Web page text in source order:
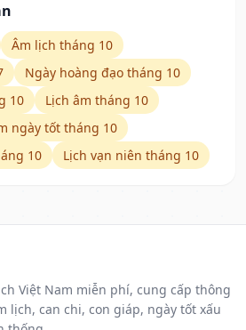
Âm lịch tháng 10
Ngày hoàng đạo tháng 10
10
Lịch âm tháng 10
ngày tốt tháng 10
10
Lịch vạn niên tháng 10
Việt Nam miễn phí, cung cấp thông
lịch, can chi, con giáp, ngày tốt xấu